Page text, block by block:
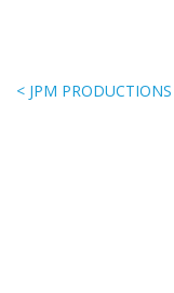
< JPM PRODUCTIONS